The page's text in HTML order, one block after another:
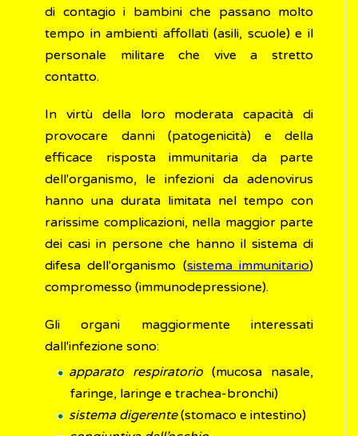
di contagio i bambini che passano molto
tempo in ambienti affollati (asili, scuole) e il
personale militare che vive a stretto
contatto.
In virtù della loro moderata capacità di
provocare danni (patogenicità) e della
efficace risposta immunitaria da parte
dell'organismo, le infezioni da adenovirus
hanno una durata limitata nel tempo con
rarissime complicazioni, nella maggior parte
dei casi in persone che hanno il sistema di
difesa dell'organismo (sistema immunitario)
compromesso (immunodepressione).
Gli organi maggiormente interessati
dall'infezione sono:
apparato respiratorio(mucosa nasale,
faringe, laringe e trachea-bronchi)
sistema digerente(stomaco e intestino)